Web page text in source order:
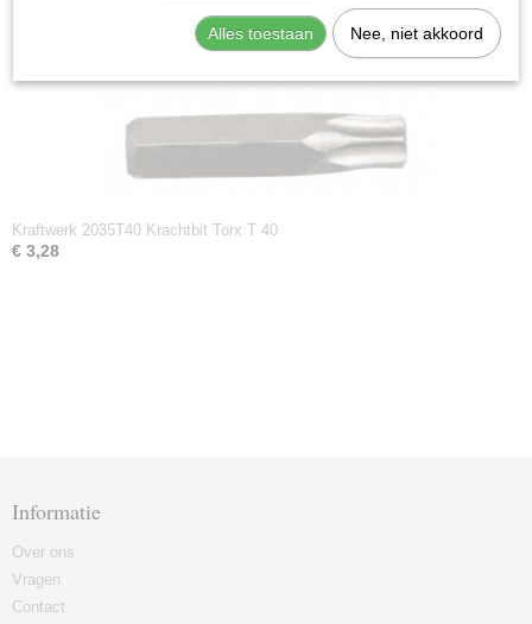
Kraftwerk 2035T40 Krachtbit Torx T 40
€ 3,28
Informatie
Over ons
Vragen
Contact
Alles toestaan Nee, niet akkoord